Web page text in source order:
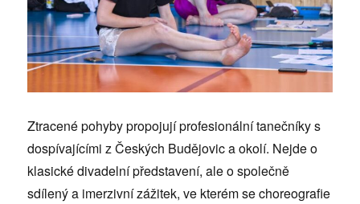
Ztracené pohyby propojují profesionální tanečníky s
dospívajícími z Českých Budějovic a okolí. Nejde o
klasické divadelní představení, ale o společně
sdílený a imerzivní zážitek, ve kterém se choreografie